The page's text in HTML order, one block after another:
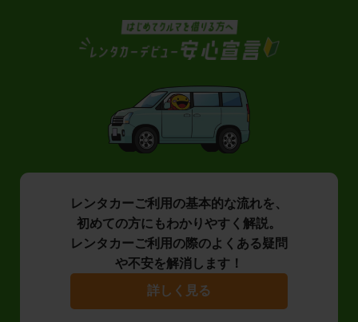
レンタカーご利用の基本的な流れを、
初めての方にもわかりやすく解説。
レンタカーご利用の際のよくある疑問
や不安を解消します！
詳しく見る